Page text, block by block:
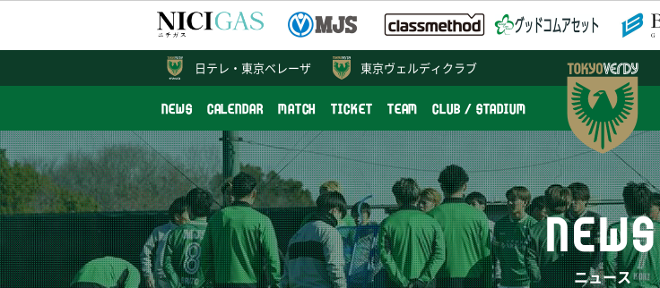
東京ヴェルディクラブ
NEWS CALENDAR MATCH TICKET TEAM CLUB / STADIUM
日テレ・ 東京ベレーザ
NEWS
ニュース